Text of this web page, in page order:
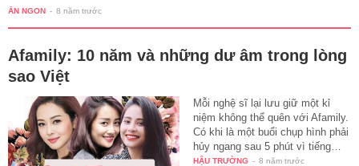
ĂN NGON - 8 năm trước
Afamily: 10 năm và những dư âm trong lòng
sao Việt
Mỗi nghệ sĩ lại lưu giữ một kỉ
niệm không thể quên với Afamily.
Có khi là một buổi chụp hình phải
hủy ngang sau 5 phút vì tiếng…
HẬU TRƯỜNG - 8 năm trước